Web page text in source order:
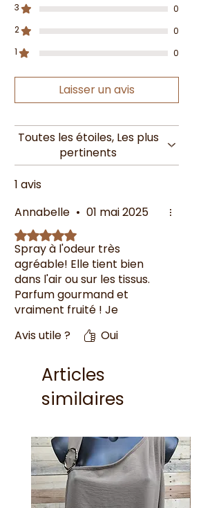
3
0
2
0
1
0
Laisser un avis
Toutes les étoiles, Les plus
pertinents
1 avis
Annabelle • 01 mai 2025
Noté 5 sur 5.
Spray à l'odeur très
agréable! Elle tient bien
dans l'air ou sur les tissus.
Parfum gourmand et
vraiment fruité ! Je
Avis utile ? Oui
Articles
similaires